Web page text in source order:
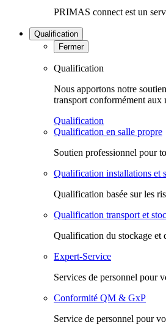
PRIMAS connect est un
Qualification
Fermer
Qualification
Nous apportons notre
transport conformément aux
Qualification
Qualification en salle propre
Soutien professionnel pour
Qualification installations et
Qualification basée sur les
Qualification transport et
Qualification du stockage et
Expert-Service
Services de personnel pour
Conformité QM & GxP
Service de personnel pour